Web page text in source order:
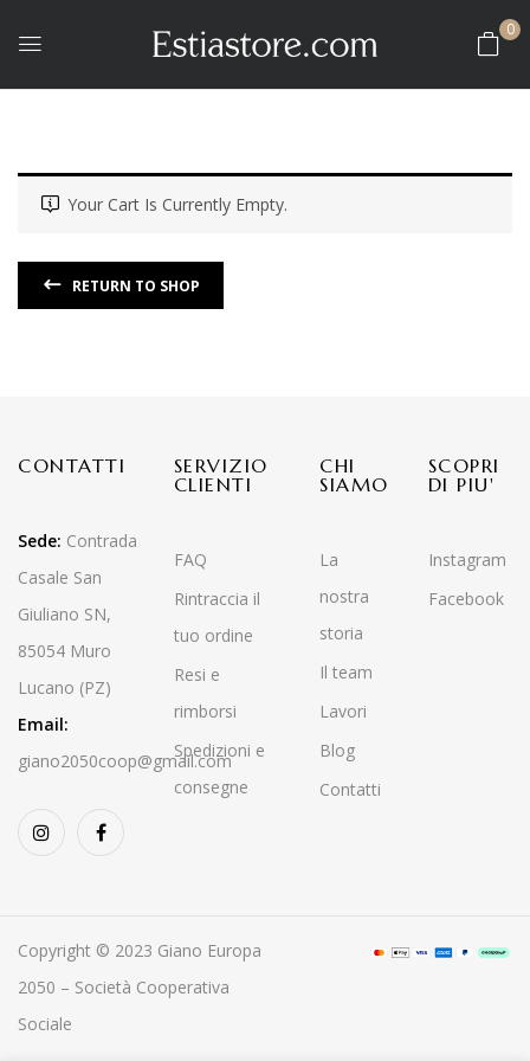
0
Your Cart Is Currently Empty.
RETURN TO SHOP
CONTATTI
Sede: Contrada
Casale San
Giuliano SN,
85054 Muro
Lucano (PZ)
Email:
giano2050coop@gmail.com
SERVIZIO
CLIENTI
FAQ
Rintraccia il
tuo ordine
Resi e
rimborsi
Spedizioni e
consegne
CHI
SIAMO
La
nostra
storia
Il team
Lavori
Blog
Contatti
SCOPRI
DI PIU'
Instagram
Facebook
Copyright © 2023 Giano Europa
2050 – Società Cooperativa
Sociale